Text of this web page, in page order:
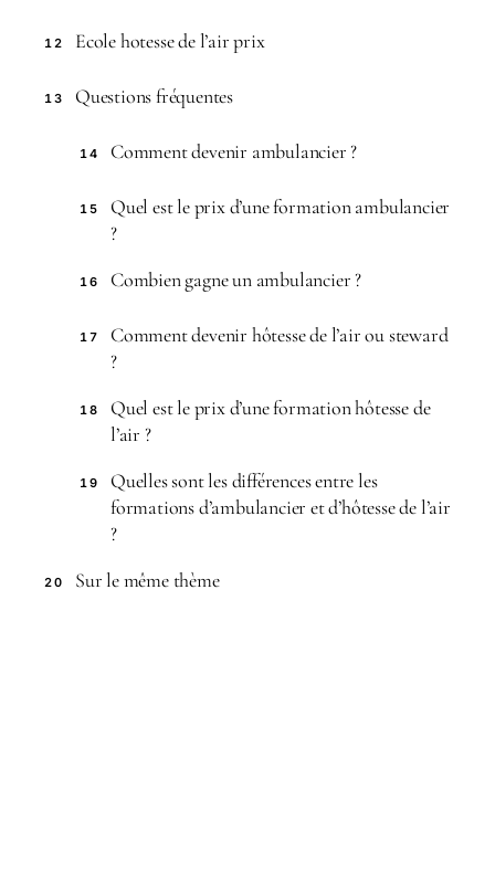
12 Ecole hotesse de l’air prix
13 Questions fréquentes
14 Comment devenir ambulancier ?
15
Quel est le prix d’une formation ambulancier
?
16 Combien gagne un ambulancier ?
17
Comment devenir hôtesse de l’air ou steward
?
18
Quel est le prix d’une formation hôtesse de
l’air ?
19
Quelles sont les différences entre les
formations d’ambulancier et d’hôtesse de l’air
?
20 Sur le même thème